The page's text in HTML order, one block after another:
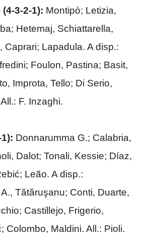
3-2-1): Montipò; Letizia,
Hetemaj, Schiattarella,
Caprari; Lapadula. A disp.:
Foulon, Pastina; Basit,
Improta, Tello; Di Serio,
F. Inzaghi.
Donnarumma G.; Calabria,
Dalot; Tonali, Kessie; Díaz,
Leão. A disp.:
Tătăruşanu; Conti, Duarte,
Castillejo, Frigerio,
Colombo, Maldini. All.: Pioli.